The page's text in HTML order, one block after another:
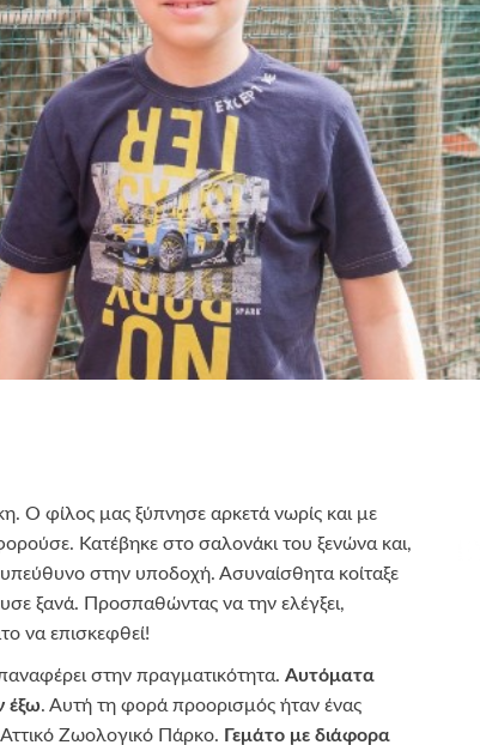
O φίλος μας ξύπνησε αρκετά νωρίς και με
Κατέβηκε στο σαλονάκι του ξενώνα και,
στην υποδοχή. Ασυναίσθητα κοίταξε
ξανά. Προσπαθώντας να την ελέγξει,
να επισκεφθεί!
στην πραγματικότητα. Αυτόματα
έξω. Αυτή τη φορά προορισμός ήταν ένας
Αττικό Ζωολογικό Πάρκο. Γεμάτο με διάφορα